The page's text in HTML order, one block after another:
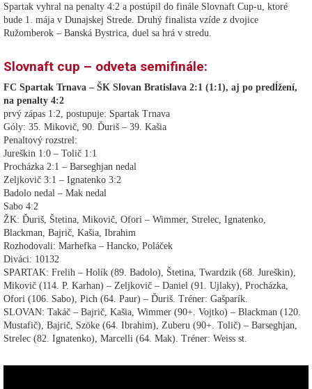
Spartak vyhral na penalty 4:2 a postúpil do finále Slovnaft Cup-u, ktoré
bude 1. mája v Dunajskej Strede. Druhý finalista vzíde z dvojice
Ružomberok – Banská Bystrica, duel sa hrá v stredu.
Slovnaft cup – odveta semifinále:
FC Spartak Trnava – ŠK Slovan Bratislava 2:1 (1:1), aj po predĺžení,
na penalty 4:2
prvý zápas 1:2, postupuje: Spartak Trnava
Góly: 35. Mikovič, 90. Ďuriš – 39. Kašia
Penaltový rozstrel:
Jureškin 1:0 – Tolič 1:1
Procházka 2:1 – Barseghjan nedal
Zeljkovič 3:1 – Ignatenko 3:2
Badolo nedal – Mak nedal
Sabo 4:2
ŽK: Ďuriš, Štetina, Mikovič, Ofori – Wimmer, Strelec, Ignatenko,
Blackman, Bajrič, Kašia, Ibrahim
Rozhodovali: Marhefka – Hancko, Poláček
Diváci: 10132
SPARTAK: Frelih – Holík (89. Badolo), Štetina, Twardzik (68. Jureškin),
Mikovič (114. P. Karhan) – Zeljkovič – Daniel (91. Ujlaky), Procházka,
Ofori (106. Sabo), Pich (64. Paur) – Ďuriš. Tréner: Gašparík.
SLOVAN: Takáč – Bajrič, Kašia, Wimmer (90+. Vojtko) – Blackman (120.
Mustafič), Bajrič, Szöke (64. Ibrahim), Zuberu (90+. Tolič) – Barseghjan,
Strelec (82. Ignatenko), Marcelli (64. Mak). Tréner: Weiss st.